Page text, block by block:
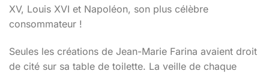
XV, Louis XVI et Napoléon, son plus célèbre
consommateur !
Seules les créations de Jean-Marie Farina avaient droit
de cité sur sa table de toilette. La veille de chaque